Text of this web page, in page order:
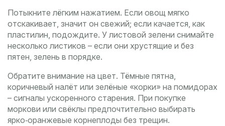
Потыкните лёгким нажатием. Если овощ мягко
отскакивает, значит он свежий; если качается, как
пластилин, подождите. У листовой зелени снимайте
несколько листиков – если они хрустящие и без
пятен, зелень в порядке.
Обратите внимание на цвет. Тёмные пятна,
коричневый налёт или зелёные «корки» на помидорах
– сигналы ускоренного старения. При покупке
моркови или свёклы предпочтительно выбирать
ярко‑оранжевые корнеплоды без трещин.